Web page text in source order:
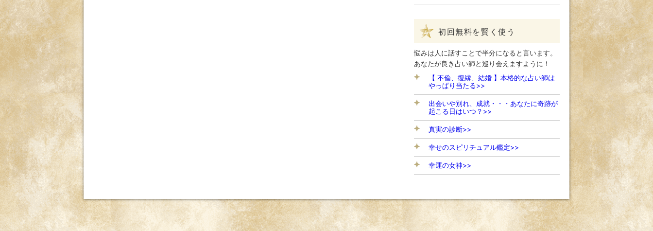
初回無料を賢く使う
悩みは人に話すことで半分になると言います。
あなたが良き占い師と巡り会えますように！
【 不倫、復縁、結婚 】本格的な占い師は
やっぱり当たる>>
出会いや別れ、成就・・・あなたに奇跡が
起こる日はいつ？>>
真実の診断>>
幸せのスピリチュアル鑑定>>
幸運の女神>>